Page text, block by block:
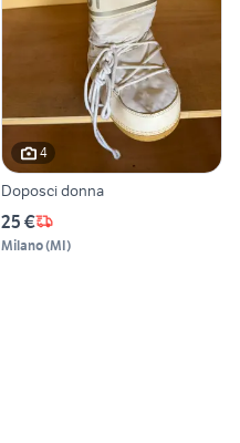
4
Doposci donna
25 €
Milano(MI)